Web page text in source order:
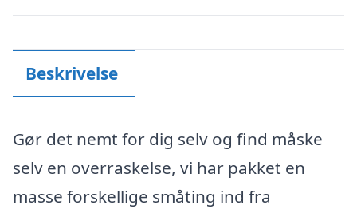
Beskrivelse
Gør det nemt for dig selv og find måske
selv en overraskelse, vi har pakket en
masse forskellige småting ind fra